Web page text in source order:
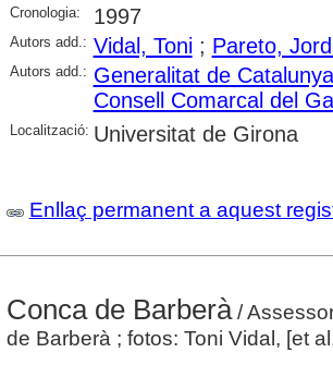
Cronologia: 1997
Autors add.: Vidal, Toni; Pareto,
Autors add.: Generalitat de Catalunya
Consell Comarcal del
Localització: Universitat de Girona
Enllaç permanent a aquest
Conca de Barberà/
de Barberà ; fotos: Toni Vidal, [et